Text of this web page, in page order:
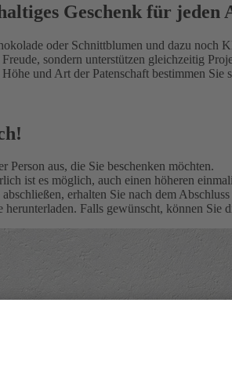
Geschenk für jeden
oder Schnittblumen und dazu
sondern unterstützen gleichzeitig
und Art der Patenschaft bestimmen Sie
Person aus, die Sie beschenken möchten.
ist es möglich, auch einen höheren
erhalten Sie nach dem
Falls gewünscht, können Sie